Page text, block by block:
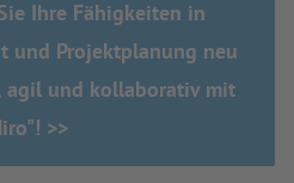
Ihre Fähigkeiten in
und Projektplanung neu
agil und kollaborativ mit
>>